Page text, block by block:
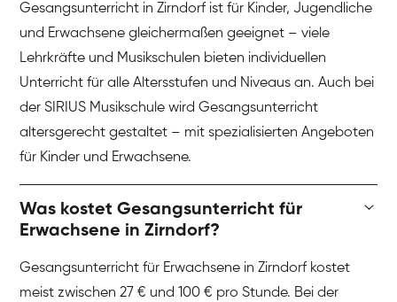
Gesangsunterricht in Zirndorf ist für Kinder, Jugendliche
und Erwachsene gleichermaßen geeignet – viele
Lehrkräfte und Musikschulen bieten individuellen
Unterricht für alle Altersstufen und Niveaus an. Auch bei
der SIRIUS Musikschule wird Gesangsunterricht
altersgerecht gestaltet – mit spezialisierten Angeboten
für Kinder und Erwachsene.
Was kostet Gesangsunterricht für
Erwachsene in Zirndorf?
Gesangsunterricht für Erwachsene in Zirndorf kostet
meist zwischen 27 € und 100 € pro Stunde. Bei der